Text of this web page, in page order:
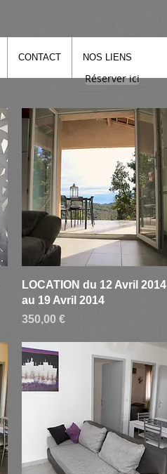
Aperçu rapide
LOCATION du 12 Avril 2014
au 19 Avril 2014
Prix
350,00 €
CONTACT NOS LIENS
Réserver ici